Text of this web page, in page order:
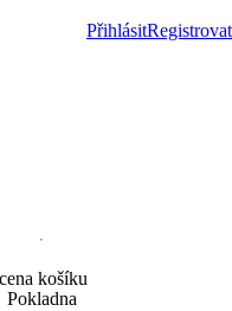
PřihlásitRegistrovat
Aktuální cena košíku
košíku
Pokladna